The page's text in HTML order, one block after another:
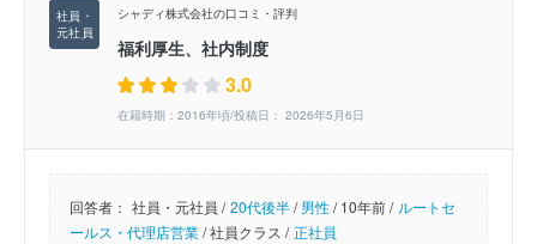
シャディ株式会社の口コミ・評判
福利厚生、社内制度
3.0
在籍時期：2016年頃/投稿日： 2026年5月6日
回答者： 社員・元社員 / 20代後半/男性/10年前 / ルートセ
ールス・代理店営業/社員クラス / 正社員